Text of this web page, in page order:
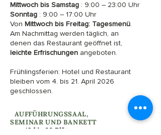
Mittwoch bis Samstag : 9:00 – 23:00 Uhr
Sonntag : 9:00 – 17:00 Uhr
Von Mittwoch bis Freitag: Tagesmenü.
Am Nachmittag werden täglich, an
denen das Restaurant geöffnet ist,
leichte Erfrischungen angeboten.
Frühlingsferien: Hotel und Restaurant
bleiben vom 4. bis 21. April 2026
geschlossen.
AUFFÜHRUNGSSAAL,
SEMINAR UND BANKETT
von 48 bis 60 Plätzen